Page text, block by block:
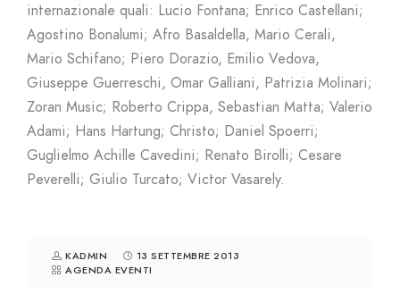
internazionale quali: Lucio Fontana; Enrico Castellani;
Agostino Bonalumi; Afro Basaldella, Mario Cerali,
Mario Schifano; Piero Dorazio, Emilio Vedova,
Giuseppe Guerreschi, Omar Galliani, Patrizia Molinari;
Zoran Music; Roberto Crippa, Sebastian Matta; Valerio
Adami; Hans Hartung; Christo; Daniel Spoerri;
Guglielmo Achille Cavedini; Renato Birolli; Cesare
Peverelli; Giulio Turcato; Victor Vasarely.
KADMIN
13 SETTEMBRE 2013
AGENDA EVENTI